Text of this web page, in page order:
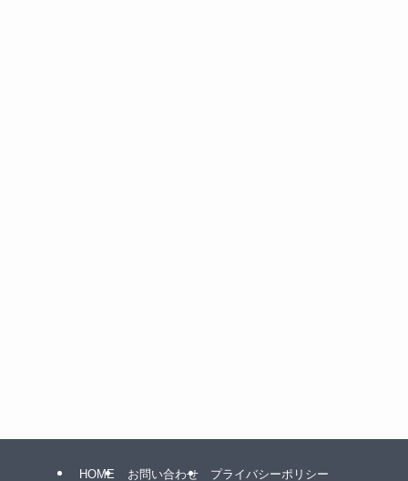
HOME お問い合わせ プライバシーポリシー